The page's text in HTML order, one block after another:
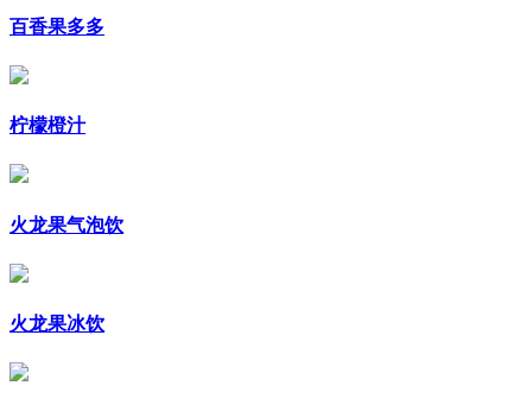
百香果多多
柠檬橙汁
火龙果气泡饮
火龙果冰饮